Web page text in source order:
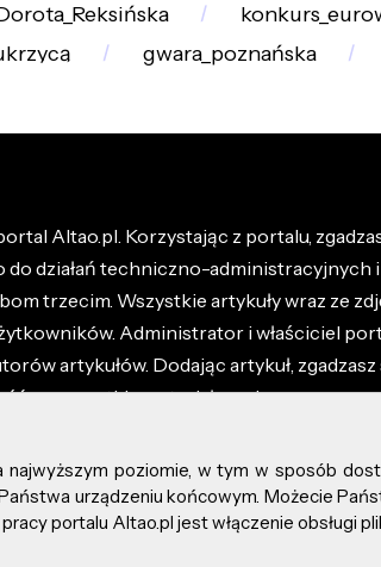
gwara_poznańska
Altao.pl. Korzystając z portalu,
działań techniczno-administracyjnych
trzecim. Wszystkie artykuły wraz ze
Administrator i właściciel
artykułów. Dodając artykuł, zgadzasz
za wszystkie materiały umieszczone
poziomie, w tym w sposób
urządzeniu końcowym. Możecie
portalu Altao.pl jest włączenie obsługi